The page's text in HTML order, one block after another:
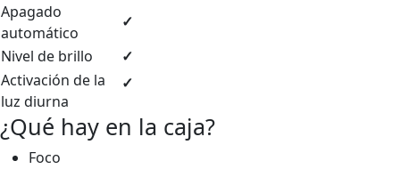
Apagado
automático
✓
Nivel de brillo ✓
Activación de la
luz diurna
✓
¿Qué hay en la caja?
Foco